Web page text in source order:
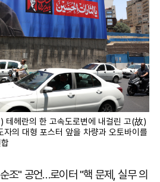
테헤란의 한 고속도로변에 내걸린 고(故)
자의 대형 포스터 앞을 차량과 오토바이를
조" 공언…로이터 "핵 문제, 실무 의